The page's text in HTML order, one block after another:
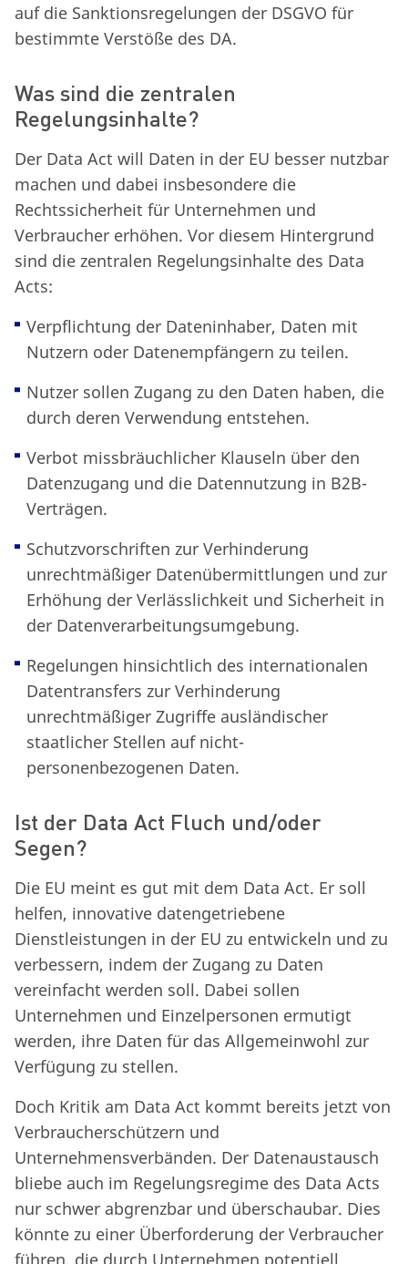
auf die Sanktionsregelungen der DSGVO für
bestimmte Verstöße des DA.
Was sind die zentralen
Regelungsinhalte?
Der Data Act will Daten in der EU besser nutzbar
machen und dabei insbesondere die
Rechtssicherheit für Unternehmen und
Verbraucher erhöhen. Vor diesem Hintergrund
sind die zentralen Regelungsinhalte des Data
Acts:
Verpflichtung der Dateninhaber, Daten mit
Nutzern oder Datenempfängern zu teilen.
Nutzer sollen Zugang zu den Daten haben, die
durch deren Verwendung entstehen.
Verbot missbräuchlicher Klauseln über den
Datenzugang und die Datennutzung in B2B-
Verträgen.
Schutzvorschriften zur Verhinderung
unrechtmäßiger Datenübermittlungen und zur
Erhöhung der Verlässlichkeit und Sicherheit in
der Datenverarbeitungsumgebung.
Regelungen hinsichtlich des internationalen
Datentransfers zur Verhinderung
unrechtmäßiger Zugriffe ausländischer
staatlicher Stellen auf nicht-
personenbezogenen Daten.
Ist der Data Act Fluch und/oder
Segen?
Die EU meint es gut mit dem Data Act. Er soll
helfen, innovative datengetriebene
Dienstleistungen in der EU zu entwickeln und zu
verbessern, indem der Zugang zu Daten
vereinfacht werden soll. Dabei sollen
Unternehmen und Einzelpersonen ermutigt
werden, ihre Daten für das Allgemeinwohl zur
Verfügung zu stellen.
Doch Kritik am Data Act kommt bereits jetzt von
Verbraucherschützern und
Unternehmensverbänden. Der Datenaustausch
bliebe auch im Regelungsregime des Data Acts
nur schwer abgrenzbar und überschaubar. Dies
könnte zu einer Überforderung der Verbraucher